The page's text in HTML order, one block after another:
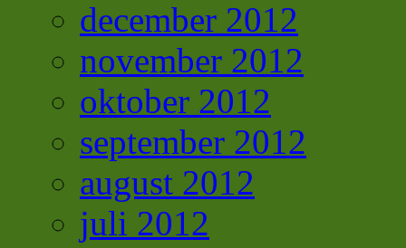
december 2012
november 2012
oktober 2012
september 2012
august 2012
juli 2012